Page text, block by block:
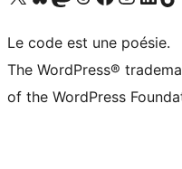
Le code est une poésie.
The WordPress®
of the WordPress